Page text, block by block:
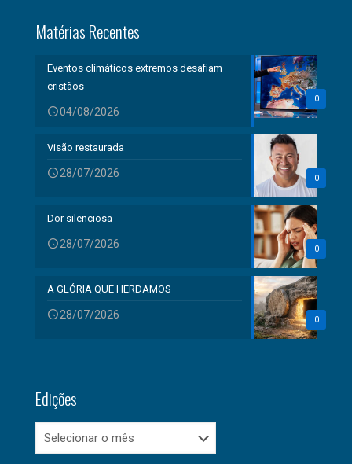
Matérias Recentes
0
Eventos climáticos extremos desafiam
cristãos
04/08/2026
0
Visão restaurada
28/07/2026
0
Dor silenciosa
28/07/2026
0
A GLÓRIA QUE HERDAMOS
28/07/2026
Edições
Edições